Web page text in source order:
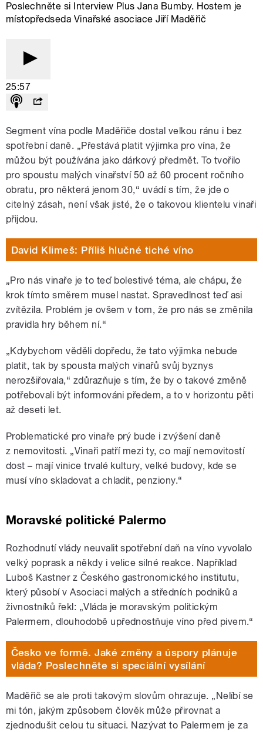
Poslechněte si Interview Plus Jana Bumby. Hostem je
místopředseda Vinařské asociace Jiří Maděřič
25:57
Segment vína podle Maděřiče dostal velkou ránu i bez
spotřební daně. „Přestává platit výjimka pro vína, že
můžou být používána jako dárkový předmět. To tvořilo
pro spoustu malých vinařství 50 až 60 procent ročního
obratu, pro některá jenom 30,“ uvádí s tím, že jde o
citelný zásah, není však jisté, že o takovou klientelu vinaři
přijdou.
David Klimeš: Příliš hlučné tiché víno
„Pro nás vinaře je to teď bolestivé téma, ale chápu, že
krok tímto směrem musel nastat. Spravedlnost teď asi
zvítězila. Problém je ovšem v tom, že pro nás se změnila
pravidla hry během ní.“
„Kdybychom věděli dopředu, že tato výjimka nebude
platit, tak by spousta malých vinařů svůj byznys
nerozšiřovala,“ zdůrazňuje s tím, že by o takové změně
potřebovali být informováni předem, a to v horizontu pěti
až deseti let.
Problematické pro vinaře prý bude i zvýšení daně
z nemovitosti. „Vinaři patří mezi ty, co mají nemovitostí
dost – mají vinice trvalé kultury, velké budovy, kde se
musí víno skladovat a chladit, penziony.“
Moravské politické Palermo
Rozhodnutí vlády neuvalit spotřební daň na víno vyvolalo
velký poprask a někdy i velice silné reakce. Například
Luboš Kastner z Českého gastronomického institutu,
který působí v Asociaci malých a středních podniků a
živnostníků řekl: „Vláda je moravským politickým
Palermem, dlouhodobě upřednostňuje víno před pivem.“
Česko ve formě. Jaké změny a úspory plánuje
vláda? Poslechněte si speciální vysílání
Maděřič se ale proti takovým slovům ohrazuje. „Nelíbí se
mi tón, jakým způsobem člověk může přirovnat a
zjednodušit celou tu situaci. Nazývat to Palermem je za